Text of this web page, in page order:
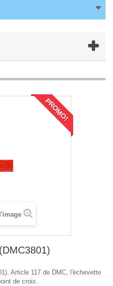
PROMO!
Article 117 de DMC, l'échevette
de croix.